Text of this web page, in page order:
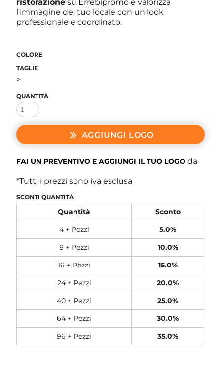
ristorazione su Errebipromo e valorizza
l'immagine del tuo locale con un look
professionale e coordinato.
COLORE
TAGLIE
>
QUANTITÀ
AGGIUNGI LOGO
FAI UN PREVENTIVO E AGGIUNGI IL TUO LOGO da
*Tutti i prezzi sono iva esclusa
SCONTI QUANTITÀ
Quantità
Sconto
4 + Pezzi
5.0%
8 + Pezzi
10.0%
16 + Pezzi
15.0%
24 + Pezzi
20.0%
40 + Pezzi
25.0%
64 + Pezzi
30.0%
96 + Pezzi
35.0%